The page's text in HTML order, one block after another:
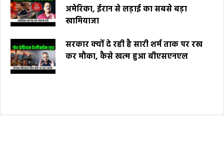
अमेरिका, ईरान से लड़ाई का सबसे बड़ा
खामियाजा
सरकार क्यों दे रही है सारी शर्म ताक पर रख
कर मौका, कैसे खत्म हुआ बीएसएनएल